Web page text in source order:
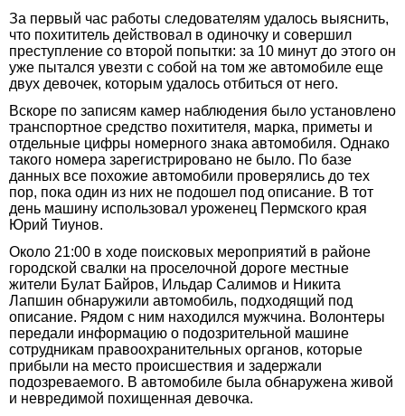
За первый час работы следователям удалось выяснить,
что похититель действовал в одиночку и совершил
преступление со второй попытки: за 10 минут до этого он
уже пытался увезти с собой на том же автомобиле еще
двух девочек, которым удалось отбиться от него.
Вскоре по записям камер наблюдения было установлено
транспортное средство похитителя, марка, приметы и
отдельные цифры номерного знака автомобиля. Однако
такого номера зарегистрировано не было. По базе
данных все похожие автомобили проверялись до тех
пор, пока один из них не подошел под описание. В тот
день машину использовал уроженец Пермского края
Юрий Тиунов.
Около 21:00 в ходе поисковых мероприятий в районе
городской свалки на проселочной дороге местные
жители Булат Байров, Ильдар Салимов и Никита
Лапшин обнаружили автомобиль, подходящий под
описание. Рядом с ним находился мужчина. Волонтеры
передали информацию о подозрительной машине
сотрудникам правоохранительных органов, которые
прибыли на место происшествия и задержали
подозреваемого. В автомобиле была обнаружена живой
и невредимой похищенная девочка.